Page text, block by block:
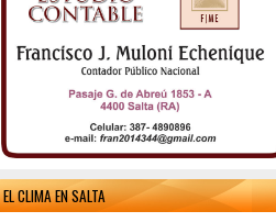
EL CLIMA EN SALTA